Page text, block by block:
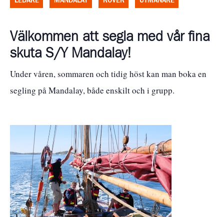
Välkommen att segla med vår fina
skuta S/Y Mandalay!
Under våren, sommaren och tidig höst kan man boka en
segling på Mandalay, både enskilt och i grupp.